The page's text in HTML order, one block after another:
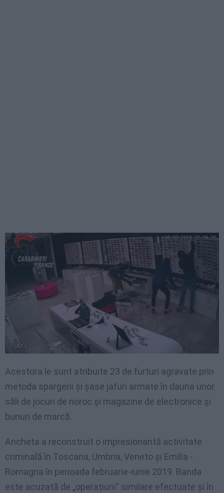
Acestora le sunt atribuite 23 de furturi agravate prin
metoda spargerii și șase jafuri armate în dauna unor
săli de jocuri de noroc și magazine de electronice și
bunuri de marcă.
Ancheta a reconstruit o impresionantă activitate
criminală în Toscana, Umbria, Veneto și Emilia -
Romagna în perioada februarie-iunie 2019. Banda
este acuzată de „operațiuni” similare efectuate și în